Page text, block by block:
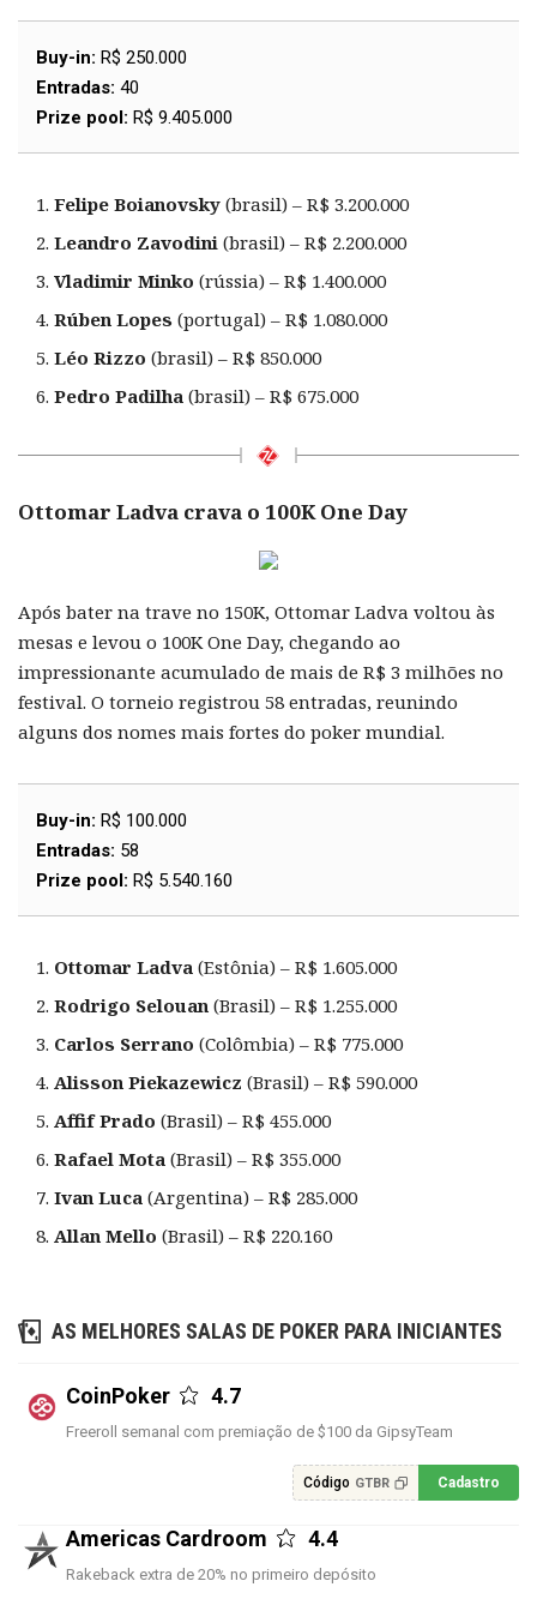
Buy-in: R$ 250.000
Entradas: 40
Prize pool: R$ 9.405.000
Felipe Boianovsky (brasil) – R$ 3.200.000
Leandro Zavodini (brasil) – R$ 2.200.000
Vladimir Minko (rússia) – R$ 1.400.000
Rúben Lopes (portugal) – R$ 1.080.000
Léo Rizzo (brasil) – R$ 850.000
Pedro Padilha (brasil) – R$ 675.000
Ottomar Ladva crava o 100K One Day
Após bater na trave no 150K, Ottomar Ladva voltou às
mesas e levou o 100K One Day, chegando ao
impressionante acumulado de mais de R$ 3 milhões no
festival. O torneio registrou 58 entradas, reunindo
alguns dos nomes mais fortes do poker mundial.
Buy-in: R$ 100.000
Entradas: 58
Prize pool: R$ 5.540.160
Ottomar Ladva (Estônia) – R$ 1.605.000
Rodrigo Selouan (Brasil) – R$ 1.255.000
Carlos Serrano (Colômbia) – R$ 775.000
Alisson Piekazewicz (Brasil) – R$ 590.000
Affif Prado (Brasil) – R$ 455.000
Rafael Mota (Brasil) – R$ 355.000
Ivan Luca (Argentina) – R$ 285.000
Allan Mello (Brasil) – R$ 220.160
AS MELHORES SALAS DE POKER PARA INICIANTES
CoinPoker 4.7
Freeroll semanal com premiação de $100 da GipsyTeam
Código GTBR Cadastro
Americas Cardroom 4.4
Rakeback extra de 20% no primeiro depósito